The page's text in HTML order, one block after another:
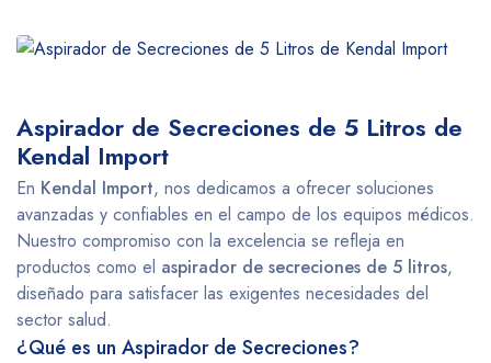
Aspirador de Secreciones de 5 Litros de
Kendal Import
En Kendal Import, nos dedicamos a ofrecer soluciones
avanzadas y confiables en el campo de los equipos médicos.
Nuestro compromiso con la excelencia se refleja en
productos como el aspirador de secreciones de 5 litros,
diseñado para satisfacer las exigentes necesidades del
sector salud.
¿Qué es un Aspirador de Secreciones?